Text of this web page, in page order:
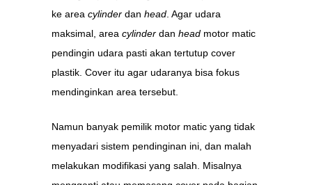
ke area cylinder dan head . Agar udara
maksimal, area cylinder dan head motor matic
pendingin udara pasti akan tertutup cover
plastik. Cover itu agar udaranya bisa fokus
mendinginkan area tersebut.
Namun banyak pemilik motor matic yang tidak
menyadari sistem pendinginan ini, dan malah
melakukan modifikasi yang salah. Misalnya